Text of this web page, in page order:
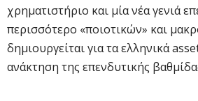
χρηματιστήριο και μία νέα γενιά
περισσότερο «ποιοτικών» και
δημιουργείται για τα ελληνικά
ανάκτηση της επενδυτικής